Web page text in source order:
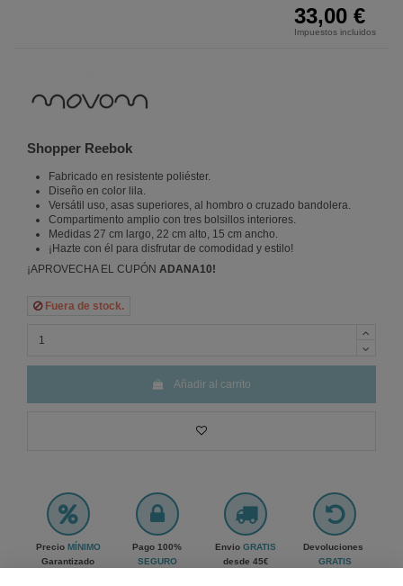
33,00 €
Impuestos incluidos
Shopper Reebok
Fabricado en resistente poliéster.
Diseño en color lila.
Versátil uso, asas superiores, al hombro o cruzado bandolera.
Compartimento amplio con tres bolsillos interiores.
Medidas 27 cm largo, 22 cm alto, 15 cm ancho.
¡Hazte con él para disfrutar de comodidad y estilo!
¡APROVECHA EL CUPÓN ADANA10!
Fuera de stock.
Añadir al carrito
Precio MÍNIMO
Garantizado
Pago 100%
SEGURO
EnvioGRATIS
desde 45€
Devoluciones
GRATIS